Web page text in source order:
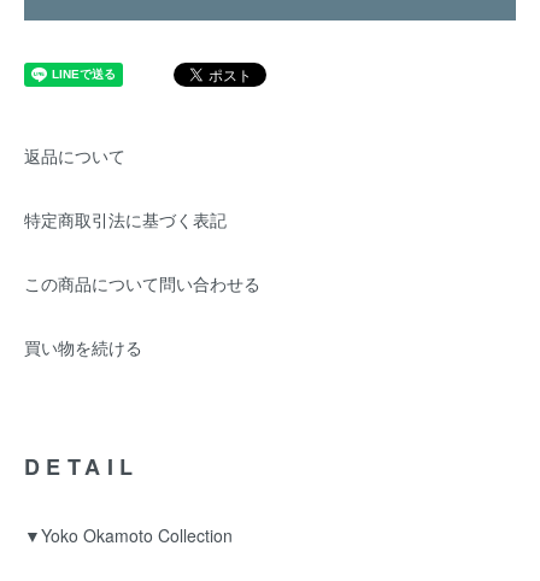
返品について
特定商取引法に基づく表記
この商品について問い合わせる
買い物を続ける
DETAIL
▼Yoko Okamoto Collection